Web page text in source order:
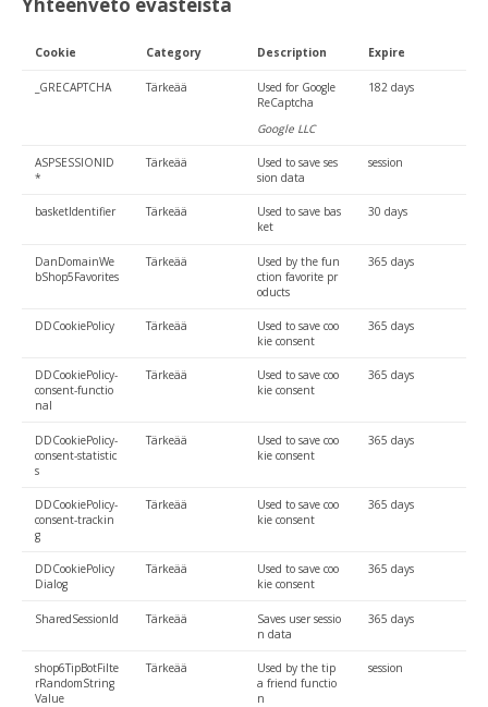
Yhteenveto evästeistä
Cookie
_GRECAPTCHA
ASPSESSIONID
*
basketIdentifier
DanDomainWe
bShop5Favorites
DDCookiePolicy
DDCookiePolicy-
consent-functio
nal
DDCookiePolicy-
consent-statistic
s
DDCookiePolicy-
consent-trackin
g
DDCookiePolicy
Dialog
SharedSessionId
shop6TipBotFilte
rRandomString
Value
Category
Tärkeää
Tärkeää
Tärkeää
Tärkeää
Tärkeää
Tärkeää
Tärkeää
Tärkeää
Tärkeää
Tärkeää
Tärkeää
Description
Used for Google
ReCaptcha
Google LLC
Used to save ses
sion data
Used to save bas
ket
Used by the fun
ction favorite pr
oducts
Used to save coo
kie consent
Used to save coo
kie consent
Used to save coo
kie consent
Used to save coo
kie consent
Used to save coo
kie consent
Saves user sessio
n data
Used by the tip
a friend functio
n
Expire
182 days
session
30 days
365 days
365 days
365 days
365 days
365 days
365 days
365 days
session